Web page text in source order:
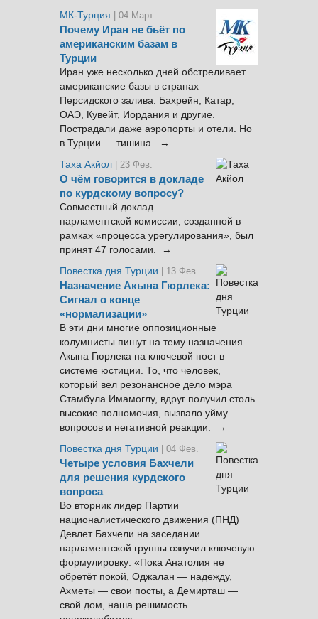
МК-Турция
| 04 Март
Почему Иран не бьёт по
американским базам в
Турции
Иран уже несколько дней обстреливает
американские базы в странах
Персидского залива: Бахрейн, Катар,
ОАЭ, Кувейт, Иордания и другие.
Пострадали даже аэропорты и отели. Но
в Турции — тишина. →
Таха Акйол | 23 Фев.
О чём говорится в докладе
по курдскому вопросу?
Совместный доклад
парламентской комиссии, созданной в
рамках «процесса урегулирования», был
принят 47 голосами. →
Повестка дня Турции
| 13 Фев.
Назначение Акына Гюрлека:
Сигнал о конце
«нормализации»
В эти дни многие оппозиционные
колумнисты пишут на тему назначения
Акына Гюрлека на ключевой пост в
системе юстиции. То, что человек,
который вел резонансное дело мэра
Стамбула Имамоглу, вдруг получил столь
высокие полномочия, вызвало уйму
вопросов и негативной реакции. →
Повестка дня Турции
| 04 Фев.
Четыре условия Бахчели
для решения курдского
вопроса
Во вторник лидер Партии
националистического движения (ПНД)
Девлет Бахчели на заседании
парламентской группы озвучил ключевую
формулировку: «Пока Анатолия не
обретёт покой, Оджалан — надежду,
Ахметы — свои посты, а Демирташ —
свой дом, наша решимость